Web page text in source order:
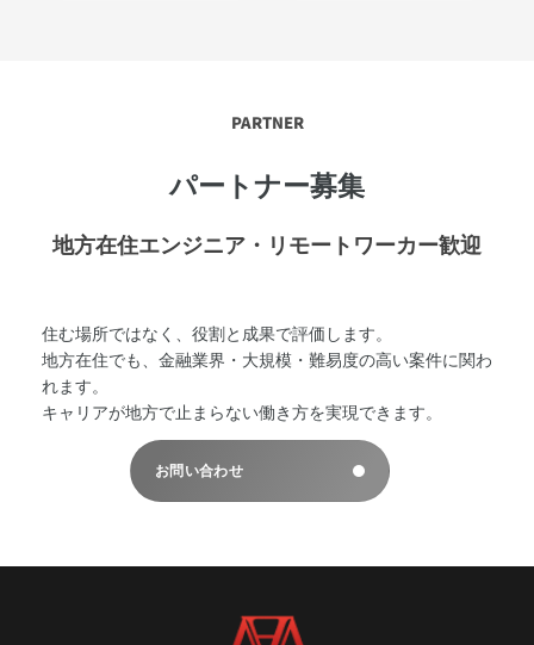
PARTNER
パートナー募集
地方在住エンジニア・リモートワーカー歓迎
住む場所ではなく、役割と成果で評価します。
地方在住でも、金融業界・大規模・難易度の高い案件に関わ
れます。
キャリアが地方で止まらない働き方を実現できます。
お問い合わせ